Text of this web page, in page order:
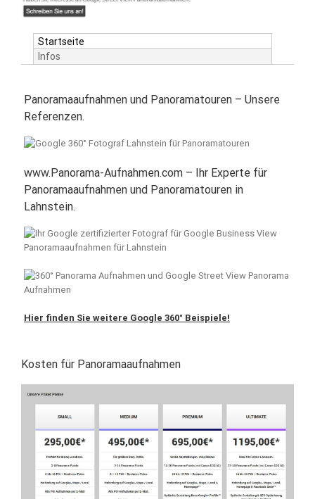
Startseite
Infos
Panoramaaufnahmen und Panoramatouren – Unsere
Referenzen.
www.Panorama-Aufnahmen.com – Ihr Experte für
Panoramaaufnahmen und Panoramatouren in
Lahnstein.
Hier finden Sie weitere Google 360° Beispiele!
Kosten für Panoramaaufnahmen